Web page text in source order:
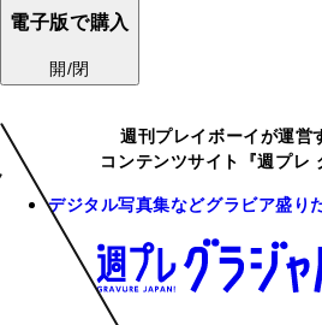
電子版で購入
開/閉
週刊プレイボーイが運営
コンテンツサイト『週プレ
デジタル写真集などグラビア盛り